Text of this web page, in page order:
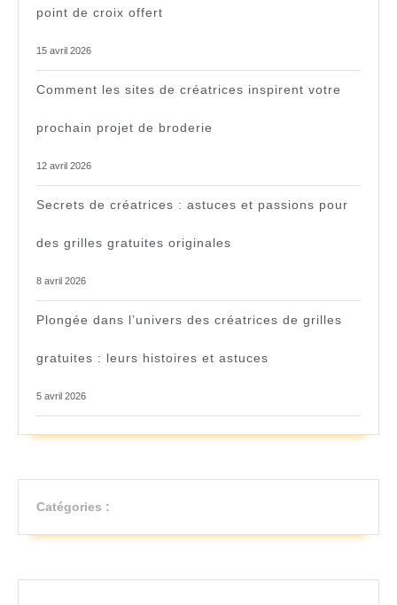
point de croix offert
15 avril 2026
Comment les sites de créatrices inspirent votre
prochain projet de broderie
12 avril 2026
Secrets de créatrices : astuces et passions pour
des grilles gratuites originales
8 avril 2026
Plongée dans l’univers des créatrices de grilles
gratuites : leurs histoires et astuces
5 avril 2026
Catégories :